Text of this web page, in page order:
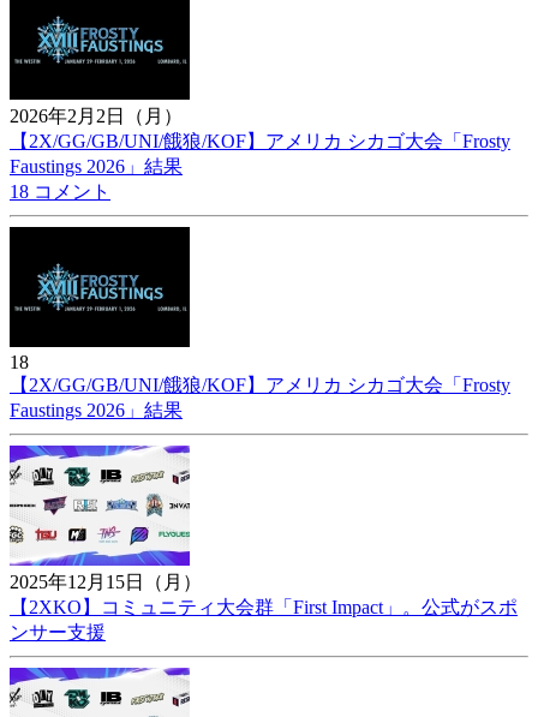
2026年2月2日（月）
【2X/GG/GB/UNI/餓狼/KOF】アメリカ シカゴ大会「Frosty
Faustings 2026」結果
18 コメント
18
【2X/GG/GB/UNI/餓狼/KOF】アメリカ シカゴ大会「Frosty
Faustings 2026」結果
2025年12月15日（月）
【2XKO】コミュニティ大会群「First Impact」。公式がスポ
ンサー支援